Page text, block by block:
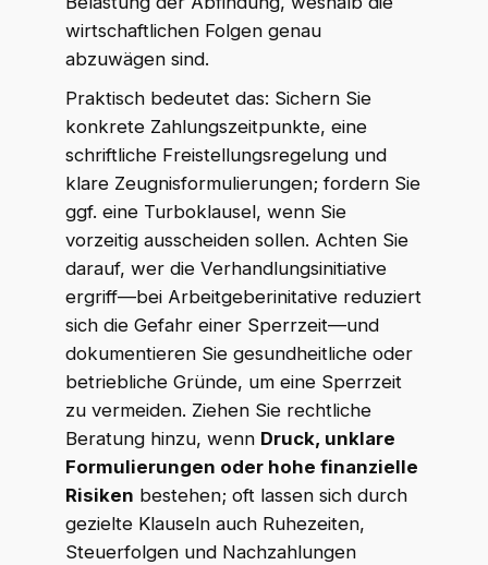
K R WKR Rechtsanwälte
wirtschaftlichen Folgen genau
abzuwägen sind.
Praktisch bedeutet das: Sichern Sie
konkrete Zahlungszeitpunkte, eine
schriftliche Freistellungsregelung und
klare Zeugnisformulierungen; fordern Sie
ggf. eine Turboklausel, wenn Sie
vorzeitig ausscheiden sollen. Achten Sie
darauf, wer die Verhandlungsinitiative
ergriff—bei Arbeitgeberinitative reduziert
sich die Gefahr einer Sperrzeit—und
dokumentieren Sie gesundheitliche oder
betriebliche Gründe, um eine Sperrzeit
zu vermeiden. Ziehen Sie rechtliche
Beratung hinzu, wenn Druck, unklare
Formulierungen oder hohe finanzielle
Risiken bestehen; oft lassen sich durch
gezielte Klauseln auch Ruhezeiten,
Steuerfolgen und Nachzahlungen